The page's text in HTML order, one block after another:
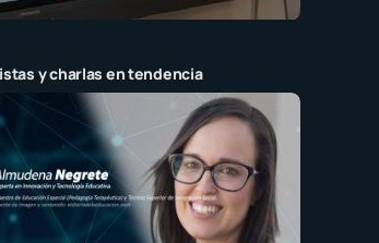
y charlas en tendencia